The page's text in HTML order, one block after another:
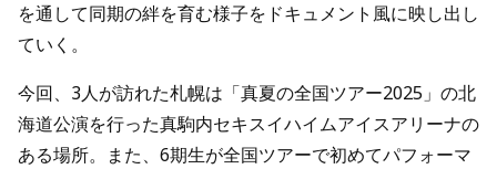
を通して同期の絆を育む様子をドキュメント風に映し出し
ていく。
今回、3人が訪れた札幌は「真夏の全国ツアー2025」の北
海道公演を行った真駒内セキスイハイムアイスアリーナの
ある場所。また、6期生が全国ツアーで初めてパフォーマ